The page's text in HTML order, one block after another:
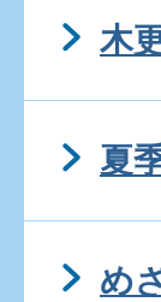
木
夏
め